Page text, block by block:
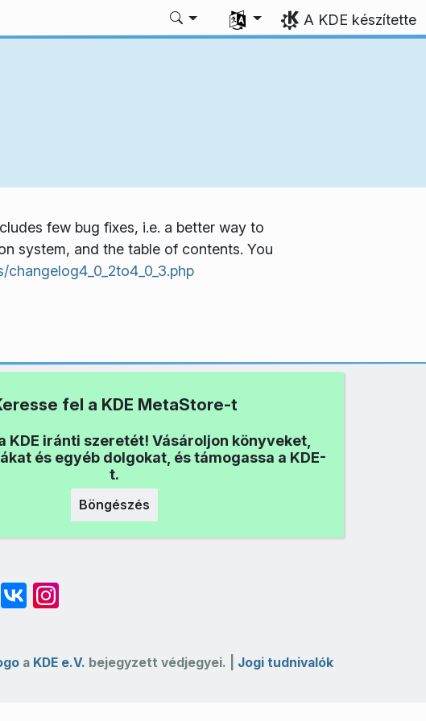
Válasszon nyelvet
A KDE készítette
few bug fixes, i.e. a better way to
system, and the table of contents. You
fel a KDE MetaStore-t
KDE iránti szeretét! Vásároljon könyveket,
és egyéb dolgokat, és támogassa a KDE-
t.
Böngészés
a KDE e.V. bejegyzett védjegyei. | Jogi tudnivalók